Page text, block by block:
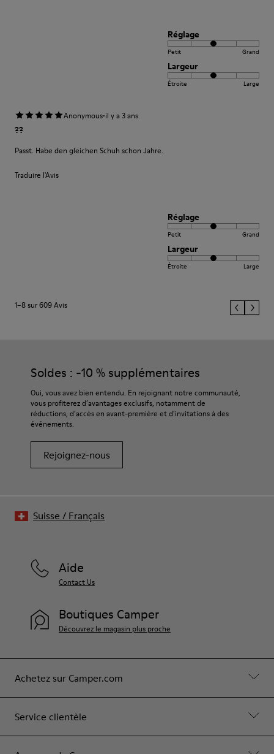
Réglage
Petit Grand
Largeur
Étroite Large
Anonymous·il y a 3 ans
??
Passt. Habe den gleichen Schuh schon Jahre.
Traduire l'Avis
Réglage
Petit Grand
Largeur
Étroite Large
1–8 sur 609 Avis
Soldes : -10 % supplémentaires
Oui, vous avez bien entendu. En rejoignant notre communauté,
vous profiterez d’avantages exclusifs, notamment de
réductions, d’accès en avant-première et d’invitations à des
événements.
Rejoignez-nous
Achetez sur Camper.com
Service clientèle
Aide
Contact Us
Boutiques Camper
Découvrez le magasin plus proche
Suisse / Français